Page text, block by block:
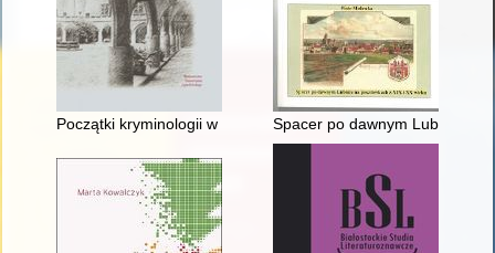
Początki kryminologii w Polsce : od ery prepozytywistycznej
Spacer po dawnym Lubinie na